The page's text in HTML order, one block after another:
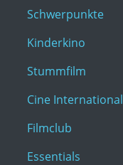
Schwerpunkte
Kinderkino
Stummfilm
Cine International
Filmclub
Essentials